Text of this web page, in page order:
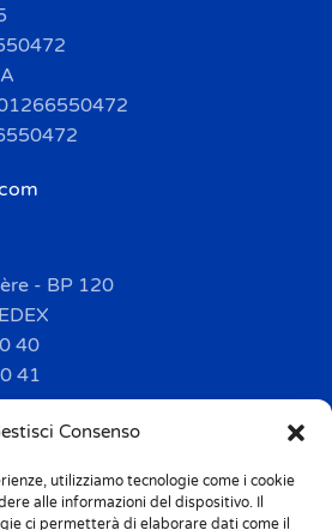
Consenso
utilizziamo tecnologie come i cookie
alle informazioni del dispositivo. Il
ci permetterà di elaborare dati come il
01266550472
- BP 120
40
41
S.a.